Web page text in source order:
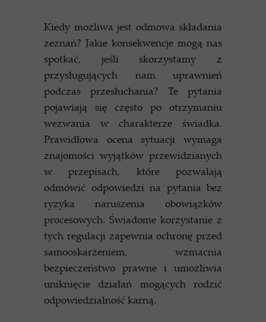
Kiedy możliwa jest odmowa składania
zeznań? Jakie konsekwencje mogą nas
spotkać, jeśli skorzystamy z
przysługujących nam uprawnień
podczas przesłuchania? Te pytania
pojawiają się często po otrzymaniu
wezwania w charakterze świadka.
Prawidłowa ocena sytuacji wymaga
znajomości wyjątków przewidzianych
w przepisach, które pozwalają
odmówić odpowiedzi na pytania bez
ryzyka naruszenia obowiązków
procesowych. Świadome korzystanie z
tych regulacji zapewnia ochronę przed
samooskarżeniem, wzmacnia
bezpieczeństwo prawne i umożliwia
uniknięcie działań mogących rodzić
odpowiedzialność karną.